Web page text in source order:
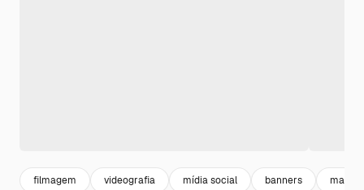
filmagem videografia mídia social banners